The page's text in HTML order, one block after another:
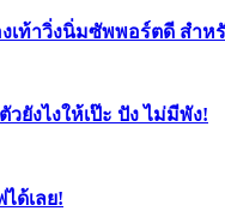
เท้าวิ่งนิ่มซัพพอร์ตดี สำห
ยังไงให้เป๊ะ ปัง ไม่มีพัง!
ด้เลย!